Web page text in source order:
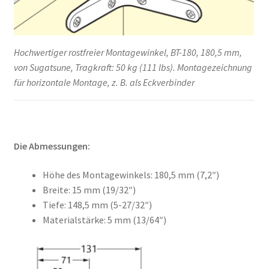
Hochwertiger rostfreier Montagewinkel, BT-180, 180,5 mm,
von Sugatsune, Tragkraft: 50 kg (111 lbs). Montagezeichnung
für horizontale Montage, z. B. als Eckverbinder
Die Abmessungen:
Höhe des Montagewinkels: 180,5 mm (7,2″)
Breite: 15 mm (19/32″)
Tiefe: 148,5 mm (5-27/32″)
Materialstärke: 5 mm (13/64″)